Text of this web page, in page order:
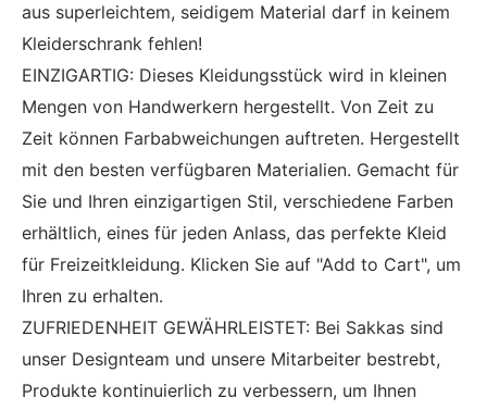
aus superleichtem, seidigem Material darf in keinem
Kleiderschrank fehlen!
EINZIGARTIG: Dieses Kleidungsstück wird in kleinen
Mengen von Handwerkern hergestellt. Von Zeit zu
Zeit können Farbabweichungen auftreten. Hergestellt
mit den besten verfügbaren Materialien. Gemacht für
Sie und Ihren einzigartigen Stil, verschiedene Farben
erhältlich, eines für jeden Anlass, das perfekte Kleid
für Freizeitkleidung. Klicken Sie auf "Add to Cart", um
Ihren zu erhalten.
ZUFRIEDENHEIT GEWÄHRLEISTET: Bei Sakkas sind
unser Designteam und unsere Mitarbeiter bestrebt,
Produkte kontinuierlich zu verbessern, um Ihnen